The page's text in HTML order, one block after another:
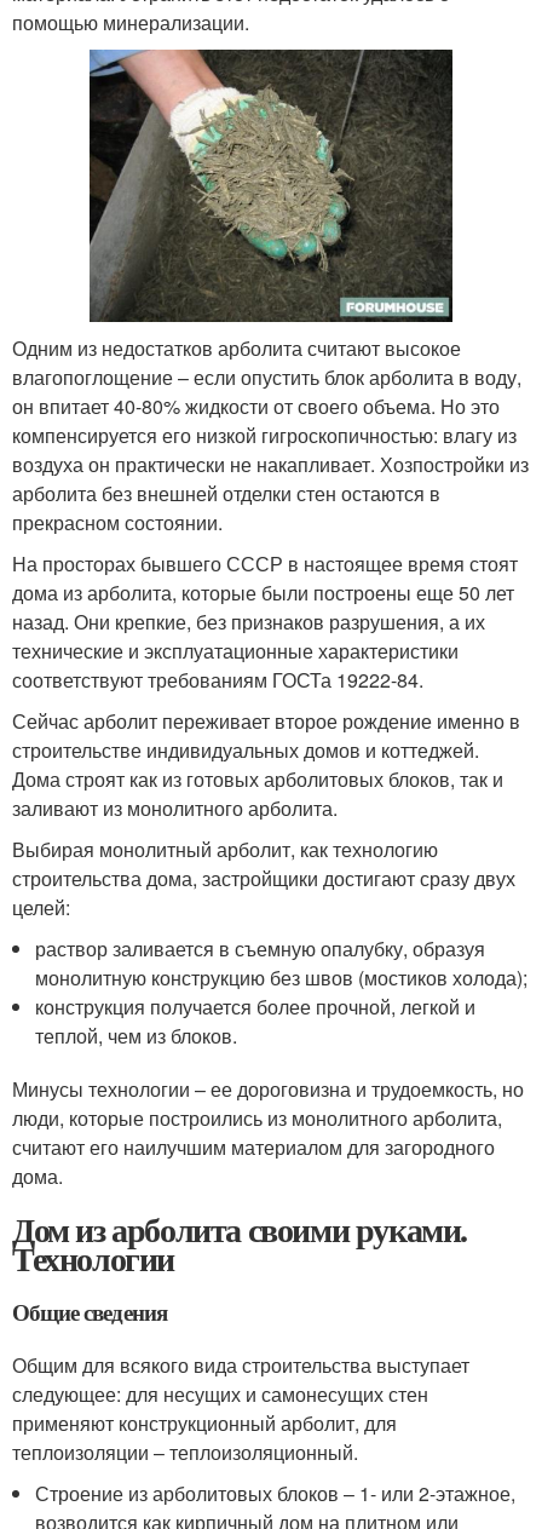
помощью минерализации.
Одним из недостатков арболита считают высокое
влагопоглощение – если опустить блок арболита в воду,
он впитает 40-80% жидкости от своего объема. Но это
компенсируется его низкой гигроскопичностью: влагу из
воздуха он практически не накапливает. Хозпостройки из
арболита без внешней отделки стен остаются в
прекрасном состоянии.
На просторах бывшего СССР в настоящее время стоят
дома из арболита, которые были построены еще 50 лет
назад. Они крепкие, без признаков разрушения, а их
технические и эксплуатационные характеристики
соответствуют требованиям ГОСТа 19222-84.
Сейчас арболит переживает второе рождение именно в
строительстве индивидуальных домов и коттеджей.
Дома строят как из готовых арболитовых блоков, так и
заливают из монолитного арболита.
Выбирая монолитный арболит, как технологию
строительства дома, застройщики достигают сразу двух
целей:
раствор заливается в съемную опалубку, образуя
монолитную конструкцию без швов (мостиков холода);
конструкция получается более прочной, легкой и
теплой, чем из блоков.
Минусы технологии – ее дороговизна и трудоемкость, но
люди, которые построились из монолитного арболита,
считают его наилучшим материалом для загородного
дома.
Дом из арболита своими руками.
Технологии
Общие сведения
Общим для всякого вида строительства выступает
следующее: для несущих и самонесущих стен
применяют конструкционный арболит, для
теплоизоляции – теплоизоляционный.
Строение из арболитовых блоков – 1- или 2-этажное,
возводится как кирпичный дом на плитном или